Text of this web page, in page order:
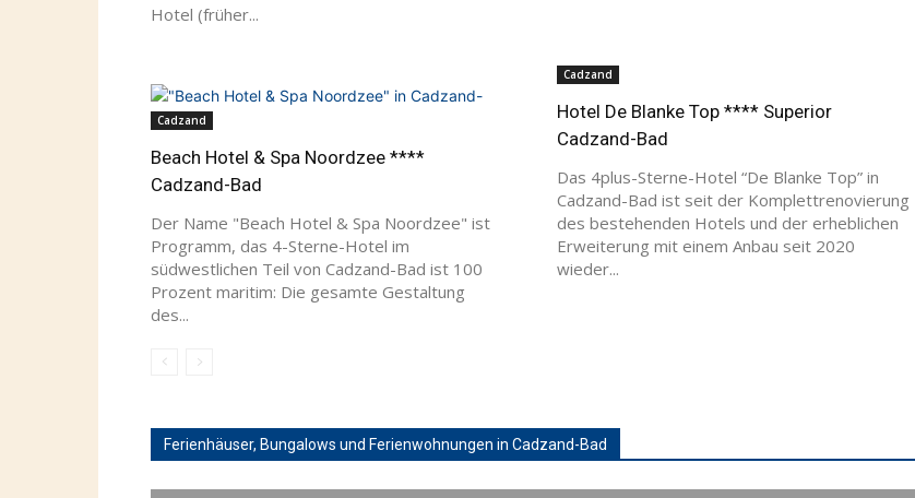
Hotel (früher...
Cadzand
Beach Hotel & Spa Noordzee ****
Cadzand-Bad
Der Name "Beach Hotel & Spa Noordzee" ist
Programm, das 4-Sterne-Hotel im
südwestlichen Teil von Cadzand-Bad ist 100
Prozent maritim: Die gesamte Gestaltung
des...
Cadzand
Hotel De Blanke Top **** Superior
Cadzand-Bad
Das 4plus-Sterne-Hotel “De Blanke Top” in
Cadzand-Bad ist seit der Komplettrenovierung
des bestehenden Hotels und der erheblichen
Erweiterung mit einem Anbau seit 2020
wieder...
Ferienhäuser, Bungalows und Ferienwohnungen in Cadzand-Bad